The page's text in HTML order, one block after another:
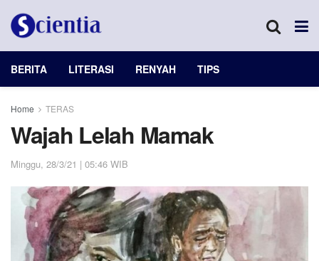
BERITA LITERASI RENYAH TIPS
Home TERAS
Wajah Lelah Mamak
Minggu, 28/3/21 | 05:46 WIB